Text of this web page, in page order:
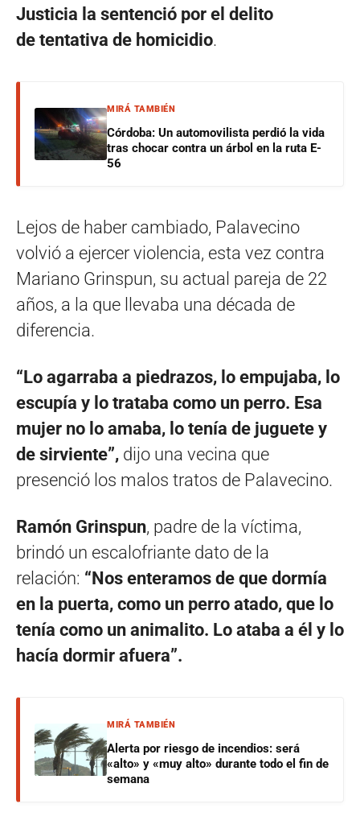
Justicia la sentenció por el delito
de tentativa de homicidio.
MIRÁ TAMBIÉN
Córdoba: Un automovilista perdió la vida
tras chocar contra un árbol en la ruta E-
56
Lejos de haber cambiado, Palavecino
volvió a ejercer violencia, esta vez contra
Mariano Grinspun, su actual pareja de 22
años, a la que llevaba una década de
diferencia.
“Lo agarraba a piedrazos, lo empujaba, lo
escupía y lo trataba como un perro. Esa
mujer no lo amaba, lo tenía de juguete y
de sirviente”, dijo una vecina que
presenció los malos tratos de Palavecino.
Ramón Grinspun, padre de la víctima,
brindó un escalofriante dato de la
relación: “Nos enteramos de que dormía
en la puerta, como un perro atado, que lo
tenía como un animalito. Lo ataba a él y lo
hacía dormir afuera”.
MIRÁ TAMBIÉN
Alerta por riesgo de incendios: será
«alto» y «muy alto» durante todo el fin de
semana